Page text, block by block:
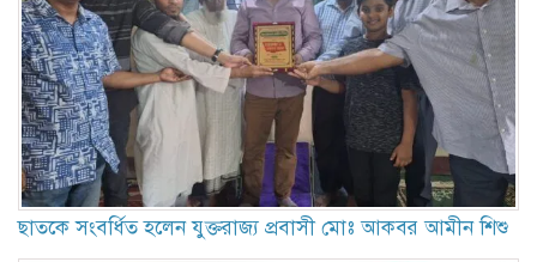
ছাতকে সংবর্ধিত হলেন যুক্তরাজ্য প্রবাসী মোঃ আকবর আমীন শিশু